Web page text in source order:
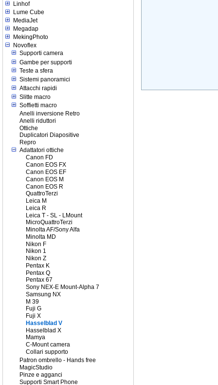
Linhof
Lume Cube
MediaJet
Megadap
MekingPhoto
Novoflex
Supporti camera
Gambe per supporti
Teste a sfera
Sistemi panoramici
Attacchi rapidi
Slitte macro
Soffietti macro
Anelli inversione Retro
Anelli riduttori
Ottiche
Duplicatori Diapositive
Repro
Adattatori ottiche
Canon FD
Canon EOS FX
Canon EOS EF
Canon EOS M
Canon EOS R
QuattroTerzi
Leica M
Leica R
Leica T - SL - LMount
MicroQuattroTerzi
Minolta AF/Sony Alfa
Minolta MD
Nikon F
Nikon 1
Nikon Z
Pentax K
Pentax Q
Pentax 67
Sony NEX-E Mount-Alpha 7
Samsung NX
M 39
Fuji G
Fuji X
Hasselblad V
Hasselblad X
Mamya
C-Mount camera
Collari supporto
Patron ombrello - Hands free
MagicStudio
Pinze e agganci
Supporti Smart Phone